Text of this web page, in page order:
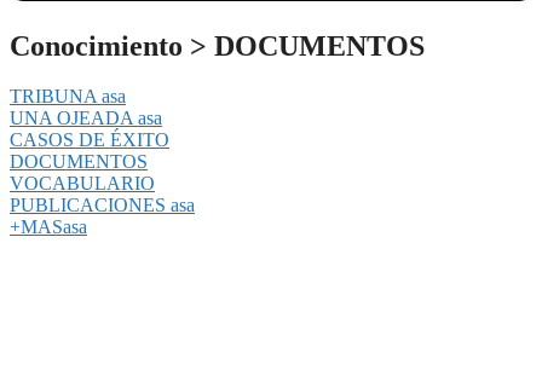
Conocimiento > DOCUMENTOS
TRIBUNA asa
UNA OJEADA asa
CASOS DE ÉXITO
DOCUMENTOS
VOCABULARIO
PUBLICACIONES asa
+MASasa